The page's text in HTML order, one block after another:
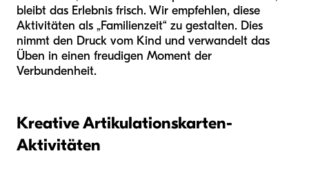
bleibt das Erlebnis frisch. Wir empfehlen, diese
Aktivitäten als „Familienzeit“ zu gestalten. Dies
nimmt den Druck vom Kind und verwandelt das
Üben in einen freudigen Moment der
Verbundenheit.
Kreative Artikulationskarten-
Aktivitäten